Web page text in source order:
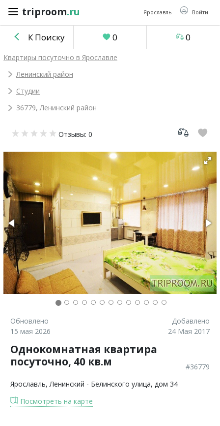
triproom.ru Ярославль Войти
triproom .ru
Российский
Войти / Зарегистрироваться
объявление
Сравнение
0
К Поиску 0 0
Квартиры посуточно в Ярославле
Ленинский район
Студии
36779, Ленинский район
Отзывы: 0
Обновлено
15 мая 2026
Добавлено
24 Мая 2017
Однокомнатная квартира
посуточно, 40 кв.м
#36779
Ярославль, Ленинский - Белинского улица, дом 34
Посмотреть на карте